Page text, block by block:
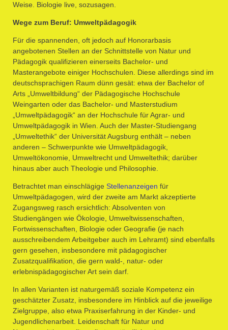
Weise. Biologie live, sozusagen.
Wege zum Beruf: Umweltpädagogik
Für die spannenden, oft jedoch auf Honorarbasis
angebotenen Stellen an der Schnittstelle von Natur und
Pädagogik qualifizieren einerseits Bachelor- und
Masterangebote einiger Hochschulen. Diese allerdings sind im
deutschsprachigen Raum dünn gesät: etwa der Bachelor of
Arts „Umweltbildung“ der Pädagogische Hochschule
Weingarten oder das Bachelor- und Masterstudium
„Umweltpädagogik“ an der Hochschule für Agrar- und
Umweltpädagogik in Wien. Auch der Master-Studiengang
„Umweltethik“ der Universität Augsburg enthält – neben
anderen – Schwerpunkte wie Umweltpädagogik,
Umweltökonomie, Umweltrecht und Umweltethik; darüber
hinaus aber auch Theologie und Philosophie.
Betrachtet man einschlägige Stellenanzeigen für
Umweltpädagogen, wird der zweite am Markt akzeptierte
Zugangsweg rasch ersichtlich: Absolventen von
Studiengängen wie Ökologie, Umweltwissenschaften,
Fortwissenschaften, Biologie oder Geografie (je nach
ausschreibendem Arbeitgeber auch im Lehramt) sind ebenfalls
gern gesehen, insbesondere mit pädagogischer
Zusatzqualifikation, die gern wald-, natur- oder
erlebnispädagogischer Art sein darf.
In allen Varianten ist naturgemäß soziale Kompetenz ein
geschätzter Zusatz, insbesondere im Hinblick auf die jeweilige
Zielgruppe, also etwa Praxiserfahrung in der Kinder- und
Jugendlichenarbeit. Leidenschaft für Natur und